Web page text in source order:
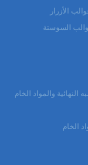
الأزرار
السوستة
النهائية والمواد الخام
الخام